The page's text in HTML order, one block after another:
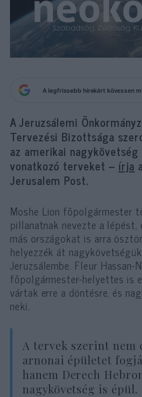
A legfrissebb hírekért kövessen
A Jeruzsálemi
Tervezési Bizottsága
az amerikai
vonatkozó terveket – írja
Jerusalem Post.
Moshe Lion főpolgármester
pillanatnak nevezte a lépést,
más országokat is arra
helyezzék át
Jeruzsálembe. Fleur Hassan-
főpolgármester-helyettes is
vártak erre a döntésre, és
neki.
A tervek szerint nem
arnonai épületet
hanem Derech
nagykövetség is épül.